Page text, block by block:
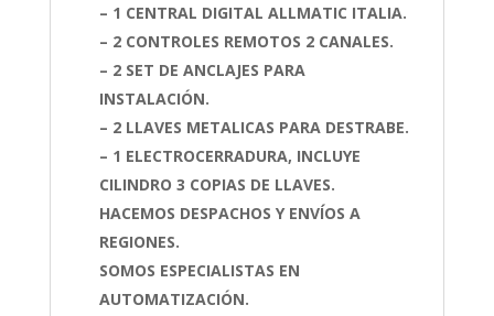
– 1 CENTRAL DIGITAL ALLMATIC ITALIA.
– 2 CONTROLES REMOTOS 2 CANALES.
– 2 SET DE ANCLAJES PARA
INSTALACIÓN.
– 2 LLAVES METALICAS PARA DESTRABE.
– 1 ELECTROCERRADURA, INCLUYE
CILINDRO 3 COPIAS DE LLAVES.
HACEMOS DESPACHOS Y ENVÍOS A
REGIONES.
SOMOS ESPECIALISTAS EN
AUTOMATIZACIÓN.